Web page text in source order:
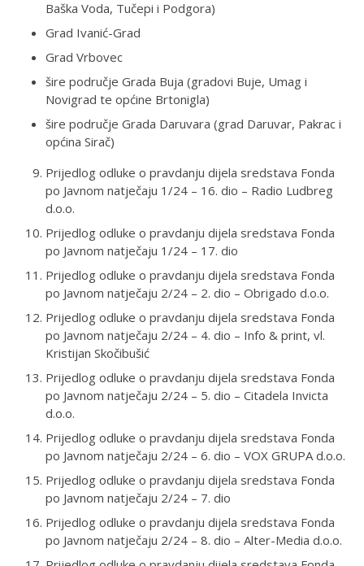
Baška Voda, Tučepi i Podgora)
Grad Ivanić-Grad
Grad Vrbovec
šire područje Grada Buja (gradovi Buje, Umag i
Novigrad te općine Brtonigla)
šire područje Grada Daruvara (grad Daruvar, Pakrac i
općina Sirač)
Prijedlog odluke o pravdanju dijela sredstava Fonda
po Javnom natječaju 1/24 – 16. dio – Radio Ludbreg
d.o.o.
Prijedlog odluke o pravdanju dijela sredstava Fonda
po Javnom natječaju 1/24 – 17. dio
Prijedlog odluke o pravdanju dijela sredstava Fonda
po Javnom natječaju 2/24 – 2. dio – Obrigado d.o.o.
Prijedlog odluke o pravdanju dijela sredstava Fonda
po Javnom natječaju 2/24 – 4. dio – Info & print, vl.
Kristijan Skočibušić
Prijedlog odluke o pravdanju dijela sredstava Fonda
po Javnom natječaju 2/24 – 5. dio – Citadela Invicta
d.o.o.
Prijedlog odluke o pravdanju dijela sredstava Fonda
po Javnom natječaju 2/24 – 6. dio – VOX GRUPA d.o.o.
Prijedlog odluke o pravdanju dijela sredstava Fonda
po Javnom natječaju 2/24 – 7. dio
Prijedlog odluke o pravdanju dijela sredstava Fonda
po Javnom natječaju 2/24 – 8. dio – Alter-Media d.o.o.